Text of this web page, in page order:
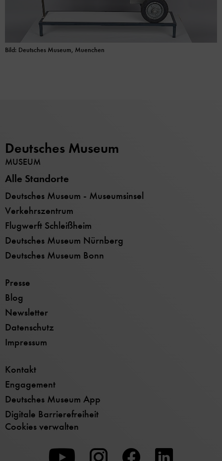
Bild: Deutsches Museum, Muenchen
Deutsches Museum
MUSEUM
Alle Standorte
Deutsches Museum - Museumsinsel
Verkehrszentrum
Flugwerft Schleißheim
Deutsches Museum Nürnberg
Deutsches Museum Bonn
Presse
Blog
Newsletter
Datenschutz
Impressum
Kontakt
Engagement
Deutsches Museum App
Digitale Barrierefreiheit
Cookies verwalten
Zu Zu Zu